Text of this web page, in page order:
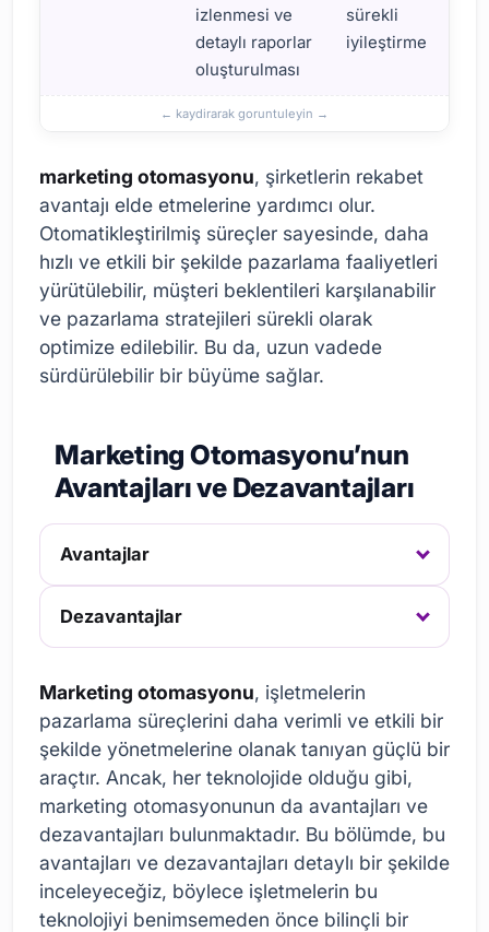
izlenmesi ve
detaylı raporlar
oluşturulması
sürekli
iyileştirme
marketing otomasyonu, şirketlerin rekabet
avantajı elde etmelerine yardımcı olur.
Otomatikleştirilmiş süreçler sayesinde, daha
hızlı ve etkili bir şekilde pazarlama faaliyetleri
yürütülebilir, müşteri beklentileri karşılanabilir
ve pazarlama stratejileri sürekli olarak
optimize edilebilir. Bu da, uzun vadede
sürdürülebilir bir büyüme sağlar.
Marketing Otomasyonu’nun
Avantajları ve Dezavantajları
Avantajlar
Dezavantajlar
Marketing otomasyonu, işletmelerin
pazarlama süreçlerini daha verimli ve etkili bir
şekilde yönetmelerine olanak tanıyan güçlü bir
araçtır. Ancak, her teknolojide olduğu gibi,
marketing otomasyonunun da avantajları ve
dezavantajları bulunmaktadır. Bu bölümde, bu
avantajları ve dezavantajları detaylı bir şekilde
inceleyeceğiz, böylece işletmelerin bu
teknolojiyi benimsemeden önce bilinçli bir